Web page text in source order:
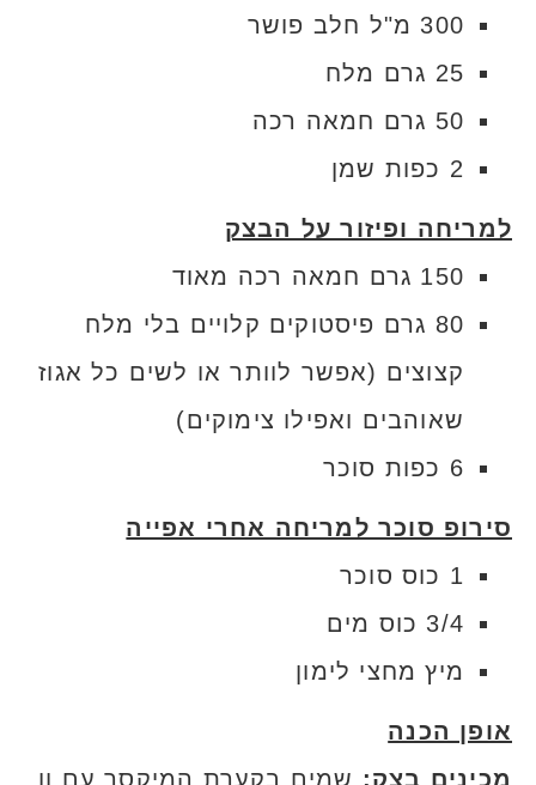
300 מ"ל חלב פושר
25 גרם מלח
50 גרם חמאה רכה
2 כפות שמן
למריחה ופיזור על הבצק
150 גרם חמאה רכה מאוד
80 גרם פיסטוקים קלויים בלי מלח
קצוצים (אפשר לוותר או לשים כל אגוז
שאוהבים ואפילו צימוקים)
6 כפות סוכר
סירופ סוכר למריחה אחרי אפייה
1 כוס סוכר
3/4 כוס מים
מיץ מחצי לימון
אופן הכנה
מכינים בצק: שמים בקערת המיקסר עם וו